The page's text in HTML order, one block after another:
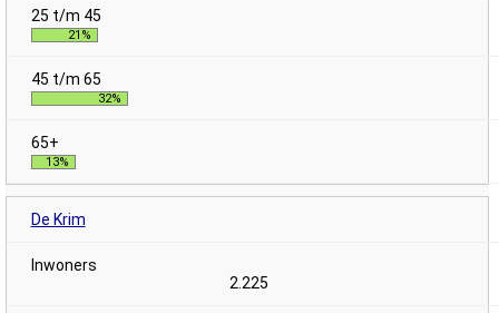
21%
32%
13%
De Krim
2.225